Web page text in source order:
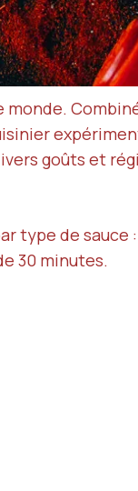
goûts et
type de
30 minutes.